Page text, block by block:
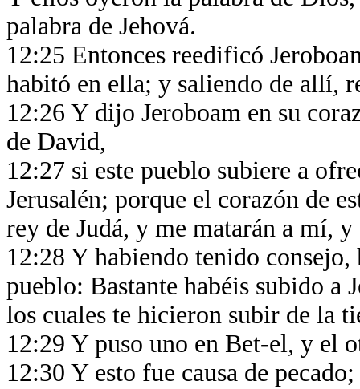
palabra de Jehová.
12:25 Entonces reedificó
habitó en ella; y saliendo de allí,
12:26 Y dijo Jeroboam en su
de David,
12:27 si este pueblo subiere a
Jerusalén; porque el corazón de
rey de Judá, y me matarán a mí,
12:28 Y habiendo tenido
pueblo: Bastante habéis subido a
los cuales te hicieron subir de la
12:29 Y puso uno en Bet-el, y el
12:30 Y esto fue causa de